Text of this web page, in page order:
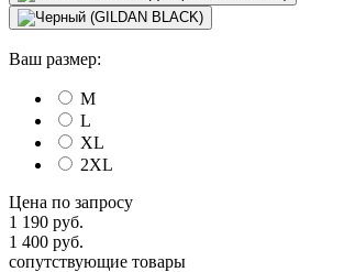
Ваш размер:
M
L
XL
2XL
Цена по запросу
1 190 руб.
1 400 руб.
сопутствующие товары